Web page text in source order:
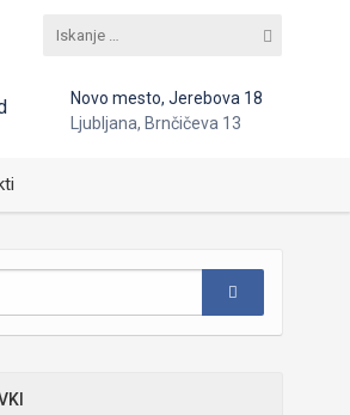
Novo mesto, Jerebova 18
Ljubljana, Brnčičeva 13